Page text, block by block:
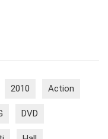
2010 Action
DVD